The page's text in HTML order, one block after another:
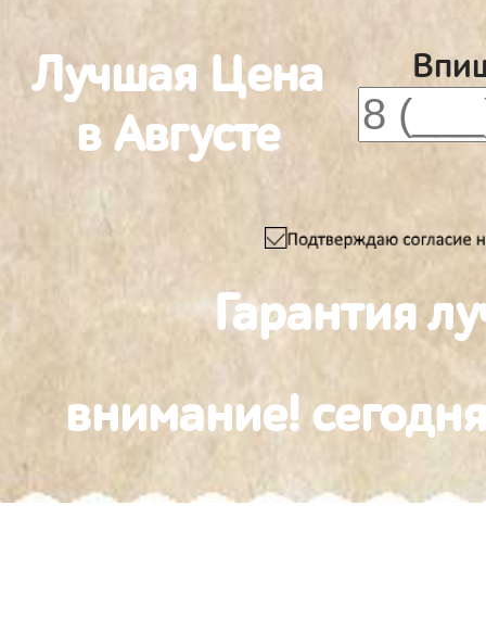
Лучшая Цена
в Августе
Гарантия
внимание!